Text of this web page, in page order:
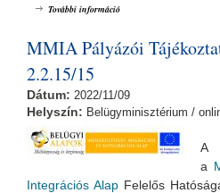
További információ
MMIA Pályázói
2.2.15/15
Dátum: 2022/11/09
Helyszín: Belügyminisztérium /
A
a
Integrációs Alap Felelős